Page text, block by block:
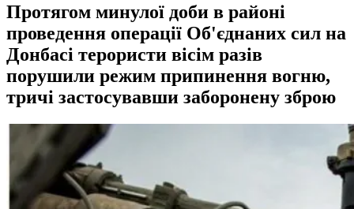
Протягом минулої доби в районі
проведення операції Об'єднаних сил на
Донбасі терористи вісім разів
порушили режим припинення вогню,
тричі застосувавши заборонену зброю